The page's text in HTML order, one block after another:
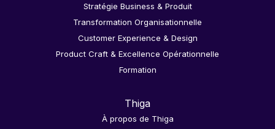
Stratégie Business & Produit
Transformation Organisationnelle
Customer Experience & Design
Product Craft & Excellence Opérationnelle
Formation
Thiga
À propos de Thiga